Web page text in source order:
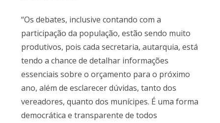
“Os debates, inclusive contando com a
participação da população, estão sendo muito
produtivos, pois cada secretaria, autarquia, está
tendo a chance de detalhar informações
essenciais sobre o orçamento para o próximo
ano, além de esclarecer dúvidas, tanto dos
vereadores, quanto dos munícipes. É uma forma
democrática e transparente de todos